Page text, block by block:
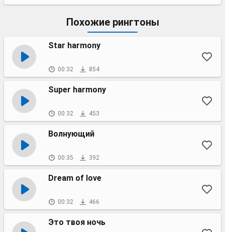
Похожие рингтоны
Star harmony
00:32 854
Super harmony
00:32 453
Волнующий
00:35 392
Dream of love
00:32 466
Это твоя ночь